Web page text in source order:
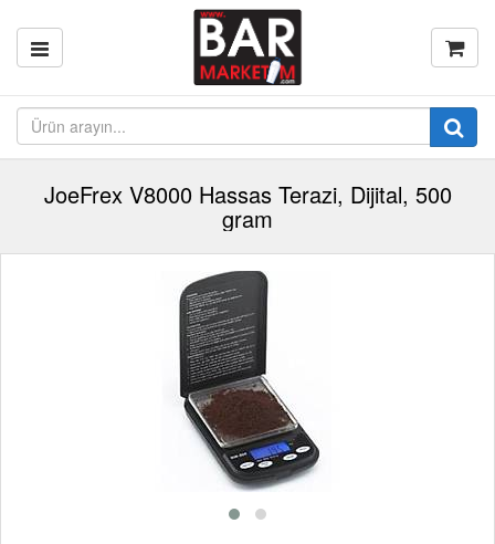
JoeFrex V8000 Hassas Terazi, Dijital, 500
gram